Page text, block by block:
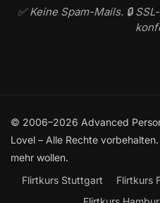
✅ Keine Spam-Mails. 🔒
© 2006–2026 Advanced
Lovel – Alle Rechte
mehr wollen.
Flirtkurs Stuttgart
Flirtkurs